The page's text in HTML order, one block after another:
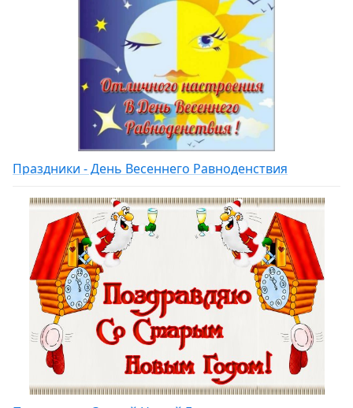
Праздники - День Весеннего Равноденствия